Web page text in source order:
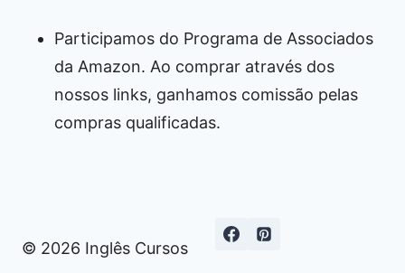
Participamos do Programa de Associados
da Amazon. Ao comprar através dos
nossos links, ganhamos comissão pelas
compras qualificadas.
© 2026 Inglês Cursos